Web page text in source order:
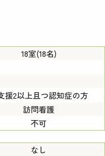
18室(18名)
援2以上且つ認知症の方
訪問看護
不可
なし